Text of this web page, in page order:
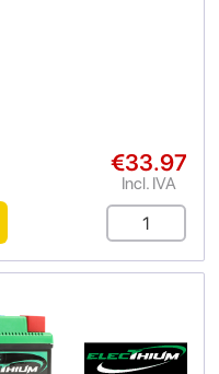
€33.97
Incl. IVA